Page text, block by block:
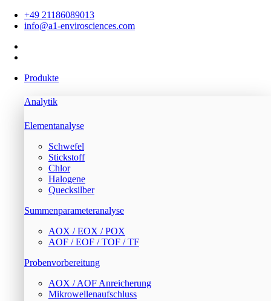
+49 21186089013
info@a1-envirosciences.com
Produkte
Analytik
Elementanalyse
Schwefel
Stickstoff
Chlor
Halogene
Quecksilber
Summenparameteranalyse
AOX / EOX / POX
AOF / EOF / TOF / TF
Probenvorbereitung
AOX / AOF Anreicherung
Mikrowellenaufschluss